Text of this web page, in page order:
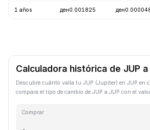
1 años ден0.001825
Calculadora histórica de JUP a
Descubre cuánto valía tu JUP (Jupiter) en JUP en
compara el tipo de cambio de JUP a JUP con el
Comprar